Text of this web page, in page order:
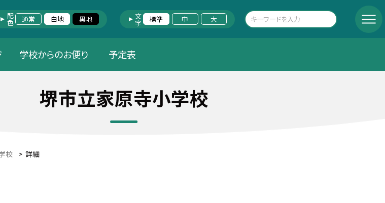
配色 通常 白地 黒地 文字 標準 中 大
学校からのお便り 予定表
堺市立家原寺小学校
校 > 詳細